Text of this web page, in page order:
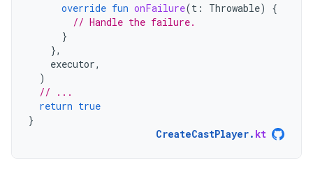
override fun onFailure(t : Throwable)
{
// Handle the failure.
}
},
executor,
)
// ...
return true
}
CreateCastPlayer. kt